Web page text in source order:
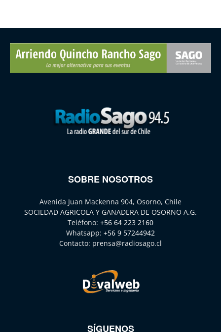
SOBRE NOSOTROS
Avenida Juan Mackenna 904, Osorno, Chile
SOCIEDAD AGRICOLA Y GANADERA DE OSORNO A.G.
Teléfono: +56 64 223 2160
Whatsapp: +56 9 57244942
Contacto: prensa@radiosago.cl
SÍGUENOS